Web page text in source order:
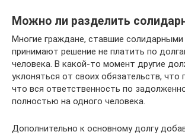
Можно ли разделить
Многие граждане, ставшие
принимают решение не платить по
человека. В какой-то момент другие
уклоняться от своих обязательств, что
что вся ответственность по
полностью на одного человека.
Дополнительно к основному долгу